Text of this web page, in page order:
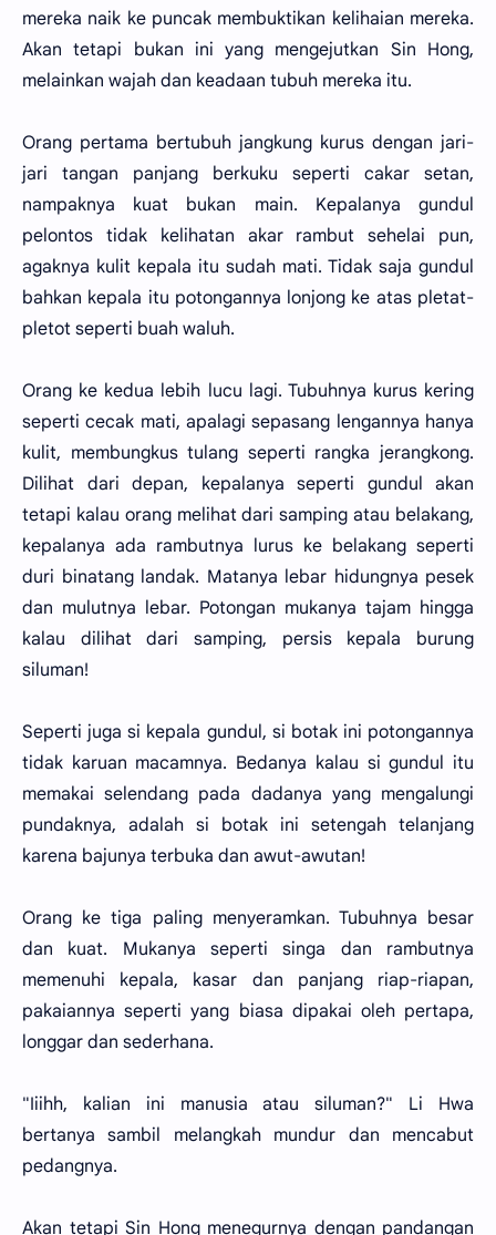
mereka naik ke puncak membuktikan kelihaian mereka.
Akan tetapi bukan ini yang mengejutkan Sin Hong,
melainkan wajah dan keadaan tubuh mereka itu.
Orang pertama bertubuh jangkung kurus dengan jari-
jari tangan panjang berkuku seperti cakar setan,
nampaknya kuat bukan main. Kepalanya gundul
pelontos tidak kelihatan akar rambut sehelai pun,
agaknya kulit kepala itu sudah mati. Tidak saja gundul
bahkan kepala itu potongannya lonjong ke atas pletat-
pletot seperti buah waluh.
Orang ke kedua lebih lucu lagi. Tubuhnya kurus kering
seperti cecak mati, apalagi sepasang lengannya hanya
kulit, membungkus tulang seperti rangka jerangkong.
Dilihat dari depan, kepalanya seperti gundul akan
tetapi kalau orang melihat dari samping atau belakang,
kepalanya ada rambutnya lurus ke belakang seperti
duri binatang landak. Matanya lebar hidungnya pesek
dan mulutnya lebar. Potongan mukanya tajam hingga
kalau dilihat dari samping, persis kepala burung
siluman!
Seperti juga si kepala gundul, si botak ini potongannya
tidak karuan macamnya. Bedanya kalau si gundul itu
memakai selendang pada dadanya yang mengalungi
pundaknya, adalah si botak ini setengah telanjang
karena bajunya terbuka dan awut-awutan!
Orang ke tiga paling menyeramkan. Tubuhnya besar
dan kuat. Mukanya seperti singa dan rambutnya
memenuhi kepala, kasar dan panjang riap-riapan,
pakaiannya seperti yang biasa dipakai oleh pertapa,
longgar dan sederhana.
"Iiihh, kalian ini manusia atau siluman?" Li Hwa
bertanya sambil melangkah mundur dan mencabut
pedangnya.
Akan tetapi Sin Hong menegurnya dengan pandangan